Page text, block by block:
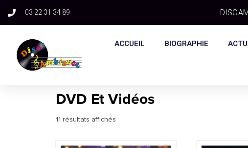
03 22 31 34 89​
ACCUEIL BIOGRAPHIE
DVD Et Vidéos
11 résultats affichés